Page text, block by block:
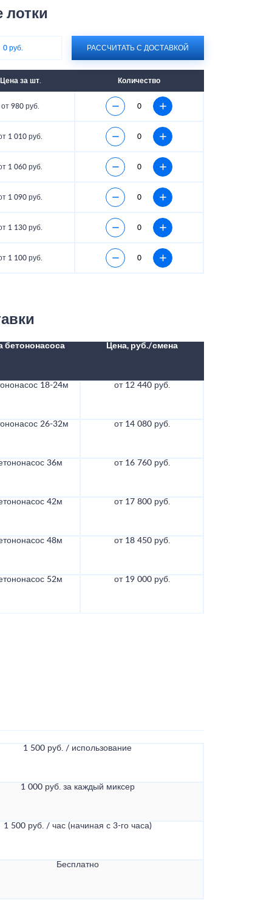
0 руб. РАССЧИТАТЬ С ДОСТАВКОЙ
Цена за шт. Количество
от 980 руб.
1 010 руб.
1 060 руб.
1 090 руб.
1 130 руб.
1 100 руб.
бетононасоса Цена, руб./смена
18-24м от 12 440 руб.
26-32м от 14 080 руб.
36м от 16 760 руб.
42м от 17 800 руб.
48м от 18 450 руб.
52м от 19 000 руб.
1 500 руб. / использование
1 000 руб. за каждый миксер
1 500 руб. / час (начиная с 3-го часа)
Бесплатно